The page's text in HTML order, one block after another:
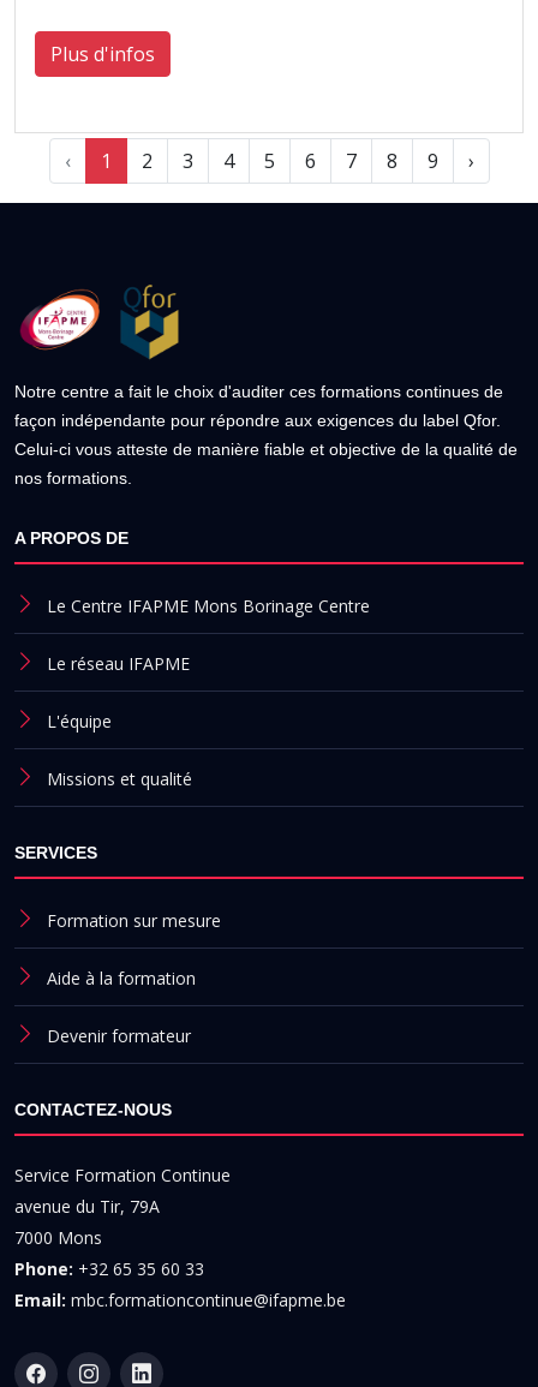
Plus d'infos
‹ 1 2 3 4 5 6 7 8 9 ›
Notre centre a fait le choix d'auditer ces formations continues de
façon indépendante pour répondre aux exigences du label Qfor.
Celui-ci vous atteste de manière fiable et objective de la qualité de
nos formations.
A PROPOS DE
Le Centre IFAPME Mons Borinage Centre
Le réseau IFAPME
L'équipe
Missions et qualité
SERVICES
Formation sur mesure
Aide à la formation
Devenir formateur
CONTACTEZ-NOUS
Service Formation Continue
avenue du Tir, 79A
7000 Mons
Phone: +32 65 35 60 33
Email: mbc.formationcontinue@ifapme.be